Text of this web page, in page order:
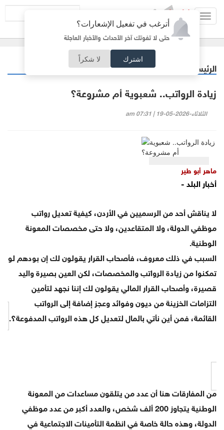
أترغب في تفعيل الإشعارات؟
حتى لا تفوتك آخر الأحداث والأخبار العاجلة
اشترك لا شكراً
الرئيسية مقالات مختارة
زيادة الرواتب.. شعبوية أم مشروعة؟
الثلاثاء-2026-05-19 | 07:31 am
ماهر أبو طير
أخبار البلد -
لا يناقش أحد من الرسميين في الأردن، كيفية تعديل رواتب
موظفي الدولة، ولا المتقاعدين، ولا حتى مخصصات المعونة
الوطنية.
السبب في ذلك معروف، فأصحاب القرار يقولون لك إن بودهم لو
تمكنوا من زيادة الرواتب والمخصصات، لكن العين بصيرة واليد
قصيرة، وأصحاب القرار المالي يقولون لك إننا نجهد لتأمين
التزامات الخزينة من ديون وفوائد وعجز إضافة إلى الرواتب
القائمة، فمن أين نأتي بالمال لتعديل كل هذه الرواتب المدفوعة؟.
من المفارقات هنا أن عدد من يتلقون مساعدات من المعونة
الوطنية يتجاوز 200 ألف شخص، والعدد أكبر من عدد موظفي
الدولة، وهذه حالة خاصة في انظمة التأمينات الاجتماعية في